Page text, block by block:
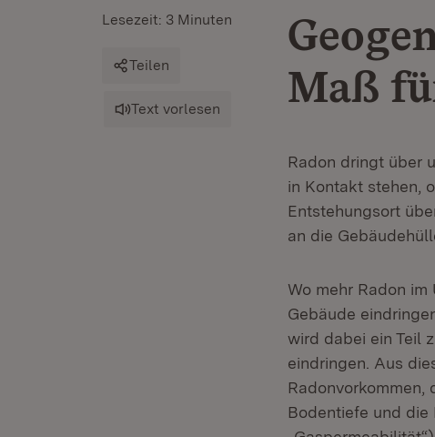
Maß
Lesezeit: 3 Minuten
Teilen
Text vorlesen
Radon dringt über
in Kontakt stehen,
Entstehungsort
an die
Wo mehr Radon
Gebäude
wird dabei ein Teil
eindringen. Aus
Radonvorkommen,
Bodentiefe und die